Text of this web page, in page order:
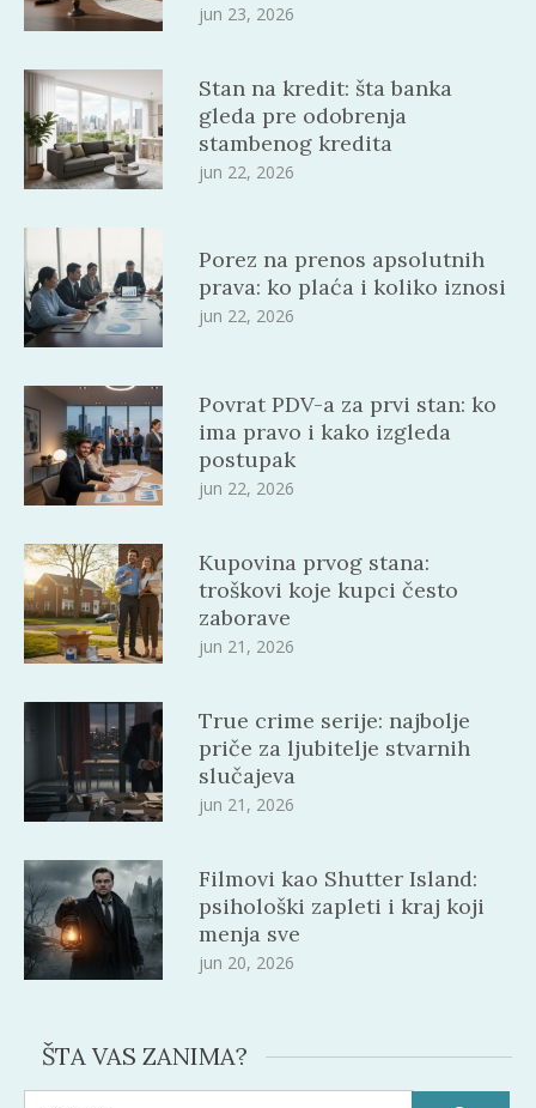
jun 23, 2026
Stan na kredit: šta banka
gleda pre odobrenja
stambenog kredita
jun 22, 2026
Porez na prenos apsolutnih
prava: ko plaća i koliko iznosi
jun 22, 2026
Povrat PDV-a za prvi stan: ko
ima pravo i kako izgleda
postupak
jun 22, 2026
Kupovina prvog stana:
troškovi koje kupci često
zaborave
jun 21, 2026
True crime serije: najbolje
priče za ljubitelje stvarnih
slučajeva
jun 21, 2026
Filmovi kao Shutter Island:
psihološki zapleti i kraj koji
menja sve
jun 20, 2026
ŠTA VAS ZANIMA?